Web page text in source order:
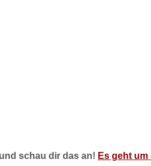
schau dir das an! Es geht